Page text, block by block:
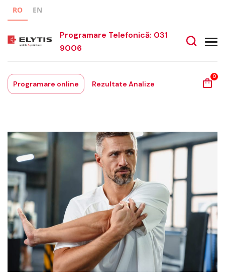
RO EN
Programare Telefonică: 031
9006
Programare online Rezultate Analize
0